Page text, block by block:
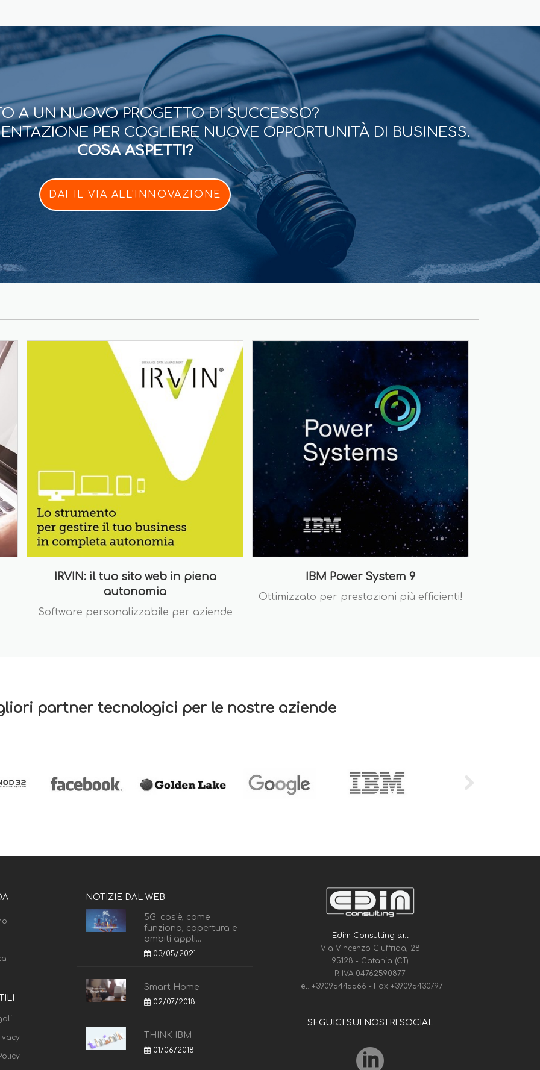
A UN NUOVO PROGETTO DI SUCCESSO?
PER COGLIERE NUOVE OPPORTUNITÀ DI BUSINESS.
COSA ASPETTI?
DAI IL VIA ALL'INNOVAZIONE
IRVIN: il tuo sito web in piena
autonomia
Software personalizzabile per aziende
IBM Power System 9
Ottimizzato per prestazioni più efficienti!
partner tecnologici per le nostre aziende
NOTIZIE DAL WEB
5G: cos'è, come
funziona, copertura e
ambiti appli...
03/05/2021
Smart Home
02/07/2018
THINK IBM
01/06/2018
Edim Consulting s.r.l
Via Vincenzo Giuffrida, 28
95128 - Catania (CT)
P. IVA 04762590877
Tel. +39095445566 - Fax +39095430797
SEGUICI SUI NOSTRI SOCIAL